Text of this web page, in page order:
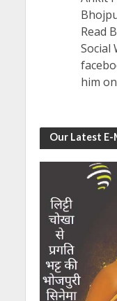
Read
Social
him
Our Latest E-